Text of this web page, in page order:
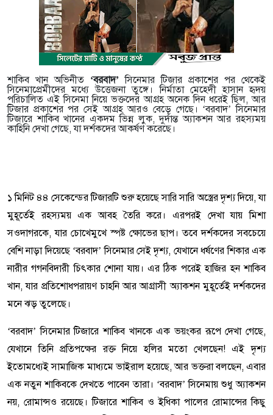
শাকিব খান অভিনীত ‘বরবাদ’ সিনেমার টিজার প্রকাশের পর থেকেই
সিনেমাপ্রেমীদের মধ্যে উত্তেজনা তুঙ্গে। নির্মাতা মেহেদী হাসান হৃদয়
পরিচালিত এই সিনেমা নিয়ে ভক্তদের আগ্রহ অনেক দিন ধরেই ছিল, আর
টিজার প্রকাশের পর সেই আগ্রহ আরও বেড়ে গেছে। ‘বরবাদ’ সিনেমার
টিজারে শাকিব খানের একদম ভিন্ন লুক, দুর্দান্ত অ্যাকশন আর রহস্যময়
কাহিনি দেখা গেছে, যা দর্শকদের আকর্ষণ করেছে।
১ মিনিট ৪৪ সেকেন্ডের টিজারটি শুরু হয়েছে সারি সারি অস্ত্রের দৃশ্য দিয়ে, যা
মুহূর্তেই রহস্যময় এক আবহ তৈরি করে। এরপরই দেখা যায় মিশা
সওদাগরকে, যার চোখেমুখে স্পষ্ট ক্ষোভের ছাপ। তবে দর্শকদের সবচেয়ে
বেশি নাড়া দিয়েছে ‘বরবাদ’ সিনেমার সেই দৃশ্য, যেখানে ধর্ষণের শিকার এক
নারীর গগনবিদারী চিৎকার শোনা যায়। এর ঠিক পরেই হাজির হন শাকিব
খান, যার প্রতিশোধপরায়ণ চাহনি আর আগ্রাসী অ্যাকশন মুহূর্তেই দর্শকদের
মনে ঝড় তুলেছে।
‘বরবাদ’ সিনেমার টিজারে শাকিব খানকে এক ভয়ংকর রূপে দেখা গেছে,
যেখানে তিনি প্রতিপক্ষের রক্ত নিয়ে হলির মতো খেলছেন! এই দৃশ্য
ইতোমধ্যেই সামাজিক মাধ্যমে ভাইরাল হয়েছে, আর ভক্তরা বলছেন, এবার
এক নতুন শাকিবকে দেখতে পাবেন তারা। ‘বরবাদ’ সিনেমায় শুধু অ্যাকশন
নয়, রোমান্সও রয়েছে। টিজারে শাকিব ও ইধিকা পালের রোমান্সের কিছু